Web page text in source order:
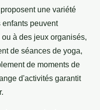
une variété
peuvent
à des jeux organisés,
de séances de yoga,
de moments de
d'activités garantit